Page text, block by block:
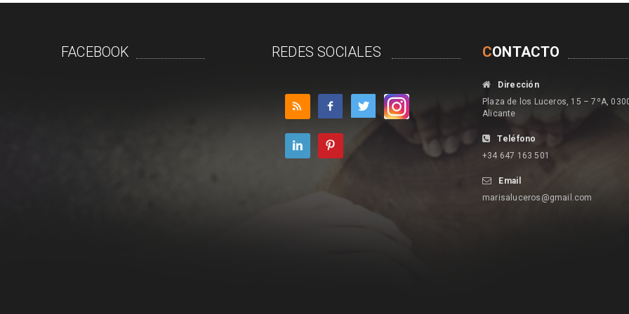
FACEBOOK REDES SOCIALES CONTACTO
Dirección
Plaza de los Luceros, 15 – 7ºA,
Alicante
Teléfono
+34 647 163 501
Email
marisaluceros@gmail.com